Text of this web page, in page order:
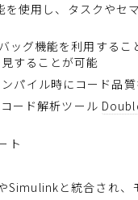
使用し、タスクやセ
ッグ機能を利用するこ
することが可能
パイル時にコード品
ード解析ツール Doubl
ト
と統合され、